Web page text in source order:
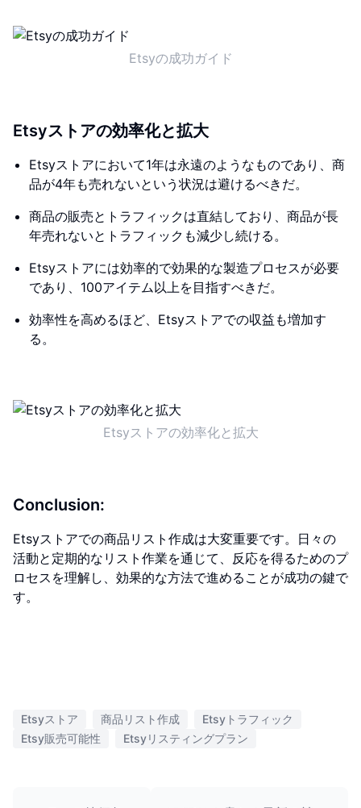
Etsyの成功ガイド
Etsyストアの効率化と拡大
Etsyストアにおいて1年は永遠のようなものであり、商
品が4年も売れないという状況は避けるべきだ。
商品の販売とトラフィックは直結しており、商品が長
年売れないとトラフィックも減少し続ける。
Etsyストアには効率的で効果的な製造プロセスが必要
であり、100アイテム以上を目指すべきだ。
効率性を高めるほど、Etsyストアでの収益も増加す
る。
Etsyストアの効率化と拡大
Conclusion:
Etsyストアでの商品リスト作成は大変重要です。日々の
活動と定期的なリスト作業を通じて、反応を得るためのプ
ロセスを理解し、効果的な方法で進めることが成功の鍵で
す。
Etsyストア 商品リスト作成
Etsyトラフィック
Etsy販売可能性
Etsyリスティングプラン